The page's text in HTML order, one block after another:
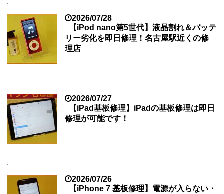
2026/07/28
【iPod nano第5世代】液晶割れ＆バッテ
リー劣化を即日修理！名古屋駅近くの修
理店
2026/07/27
【iPad基板修理】iPadの基板修理は即日
修理が可能です！
2026/07/26
【iPhone 7 基板修理】電源が入らない・